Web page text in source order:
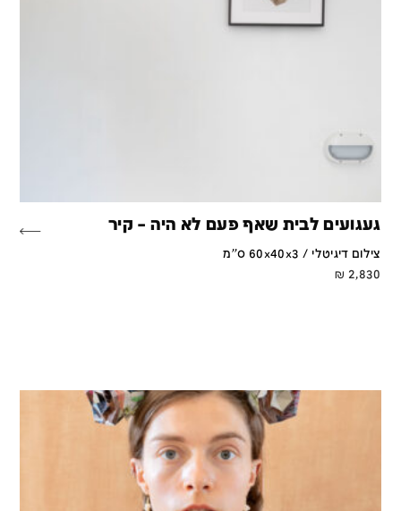
געגועים לבית שאף פעם לא היה – קיר
צילום דיגיטלי / 60x40x3 ס''מ
2,830
₪